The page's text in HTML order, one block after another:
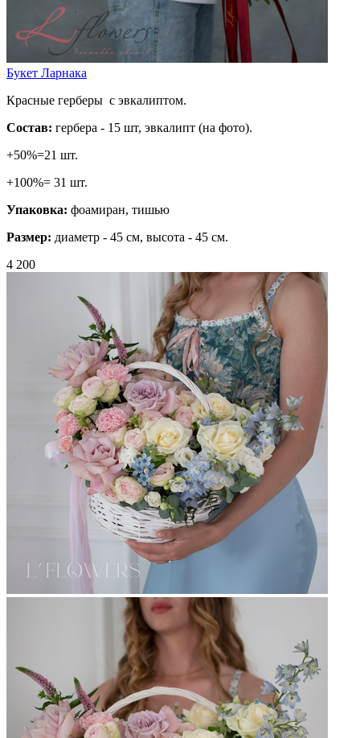
Букет Ларнака
Красные герберы с эвкалиптом.
Состав: гербера - 15 шт, эвкалипт (на фото).
+50%=21 шт.
+100%= 31 шт.
Упаковка: фоамиран, тишью
Размер: диаметр - 45 см, высота - 45 см.
4 200